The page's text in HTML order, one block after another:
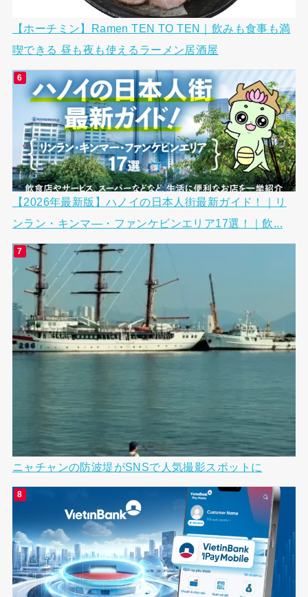
【ホーチミン】Ramen TEN TO TEN｜飲みも食事も満
喫できる 昼も夜も使えるラーメン居酒屋
【2026年最新版】ハノイの日本人街最新ガイド！｜リ
ンラン・キンマ―・ファンケビンエリア17選！｜飲...
ニャチャンの防波堤がSNSで人気撮影スポットに